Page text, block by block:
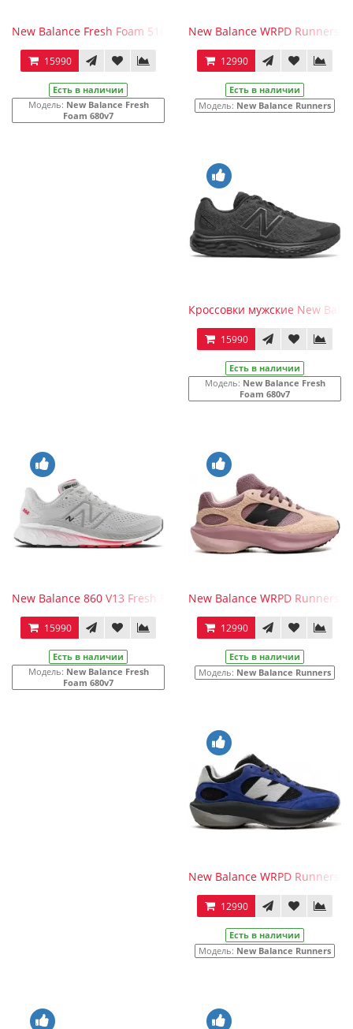
New Balance Fresh Foam 510v6 Black White
15990
Есть в наличии
Модель: New Balance Fresh
Foam 680v7
New Balance WRPD Runners
12990
Есть в наличии
Модель: New Balance Runners
Кроссовки мужские New
15990
Есть в наличии
Модель: New Balance Fresh
Foam 680v7
New Balance 860 V13 Fresh Foam Light Aluminum True Red
15990
Есть в наличии
Модель: New Balance Fresh
Foam 680v7
New Balance WRPD Runners
12990
Есть в наличии
Модель: New Balance Runners
New Balance WRPD Runners
12990
Есть в наличии
Модель: New Balance Runners